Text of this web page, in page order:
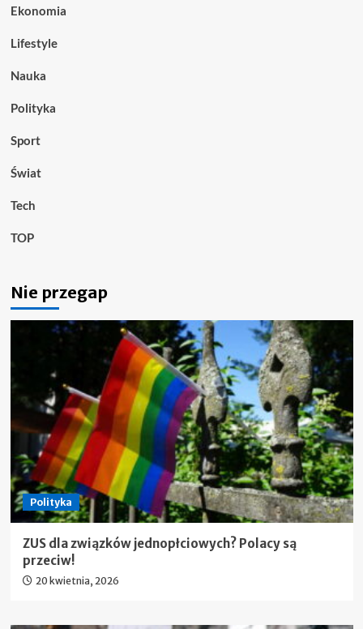
Ekonomia
Lifestyle
Nauka
Polityka
Sport
Świat
Tech
TOP
Nie przegap
Polityka
ZUS dla związków jednopłciowych? Polacy są
przeciw!
20 kwietnia, 2026